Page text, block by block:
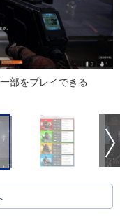
部をプレイできる